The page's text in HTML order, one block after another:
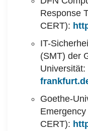
Response
CERT):
IT-
(SMT) der
Universität:
Goethe-
CERT):